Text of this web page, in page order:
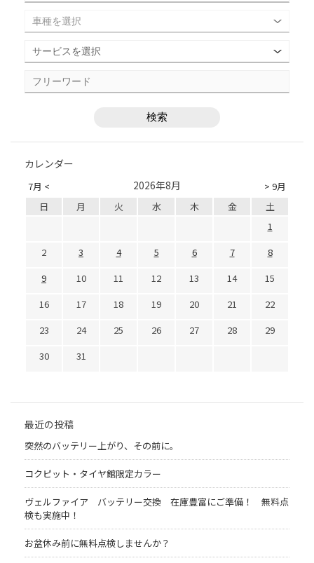
カレンダー
7月 < > 9月
2026年8月
日 月 火 水 木 金
土
1
2
3 4 5 6 7
8
9
10 11 12 13 14
15
16
17 18 19 20 21
22
23
24 25 26 27 28
29
30
31
最近の投稿
突然のバッテリー上がり、その前に。
コクピット・タイヤ館限定カラー
ヴェルファイア バッテリー交換 在庫豊富にご準備！ 無料点
検も実施中！
お盆休み前に無料点検しませんか？